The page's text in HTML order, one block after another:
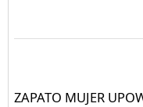
ZAPATO MUJER